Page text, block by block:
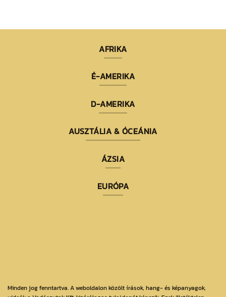
AFRIKA
É-AMERIKA
D-AMERIKA
AUSZTÁLIA & ÓCEÁNIA
ÁZSIA
EURÓPA
Minden jog fenntartva. A weboldalon közölt írások, hang- és képanyagok,